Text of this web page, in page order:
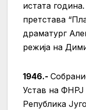
истата
претстава
драматург
режија на
1946.-
Устав на
Република